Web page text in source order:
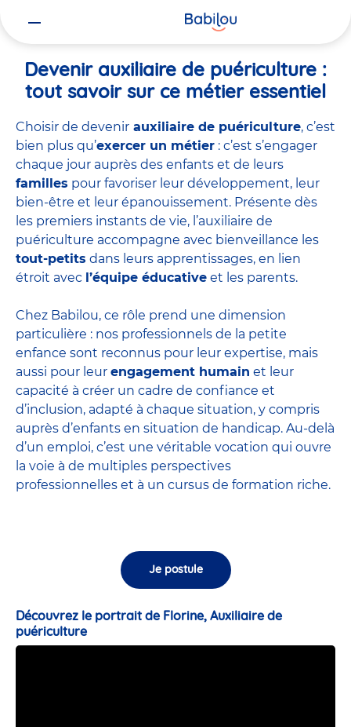
Devenir auxiliaire de puériculture :
tout savoir sur ce métier essentiel
Choisir de devenir auxiliaire de puériculture, c’est
bien plus qu’exercer un métier : c’est s’engager
chaque jour auprès des enfants et de leurs
familles pour favoriser leur développement, leur
bien-être et leur épanouissement. Présente dès
les premiers instants de vie, l’auxiliaire de
puériculture accompagne avec bienveillance les
tout-petits dans leurs apprentissages, en lien
étroit avec l’équipe éducative et les parents.
Chez Babilou, ce rôle prend une dimension
particulière : nos professionnels de la petite
enfance sont reconnus pour leur expertise, mais
aussi pour leur engagement humain et leur
capacité à créer un cadre de confiance et
d’inclusion, adapté à chaque situation, y compris
auprès d’enfants en situation de handicap. Au-delà
d’un emploi, c’est une véritable vocation qui ouvre
la voie à de multiples perspectives
professionnelles et à un cursus de formation riche.
Je postule
Découvrez le portrait de Florine, Auxiliaire de
puériculture